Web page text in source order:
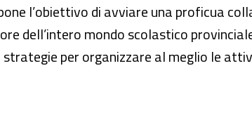
l’obiettivo di avviare una proficua
dell’intero mondo scolastico
per organizzare al meglio le